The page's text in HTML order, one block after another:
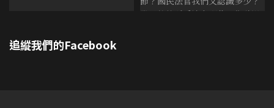
追縱我們的Facebook